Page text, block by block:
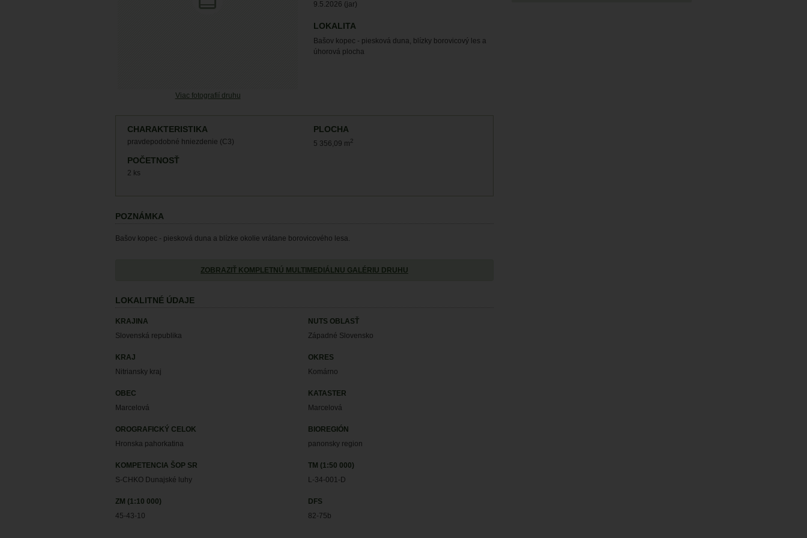
Viac fotografií druhu
9.5.2026 (jar)
LOKALITA
Bašov kopec - piesková duna, blízky borovicový les a
úhorová plocha
CHARAKTERISTIKA
pravdepodobné hniezdenie (C3)
PLOCHA
5 356,09 m2
POČETNOSŤ
2 ks
POZNÁMKA
Bašov kopec - piesková duna a blízke okolie vrátane borovicového lesa.
ZOBRAZIŤ KOMPLETNÚ MULTIMEDIÁLNU GALÉRIU DRUHU
LOKALITNÉ ÚDAJE
KRAJINA
Slovenská republika
NUTS OBLASŤ
Západné Slovensko
KRAJ
Nitriansky kraj
OKRES
Komárno
OBEC
Marcelová
KATASTER
Marcelová
OROGRAFICKÝ CELOK
Hronska pahorkatina
BIOREGIÓN
panonsky region
KOMPETENCIA ŠOP SR
S-CHKO Dunajské luhy
TM (1:50 000)
L-34-001-D
ZM (1:10 000)
45-43-10
DFS
82-75b